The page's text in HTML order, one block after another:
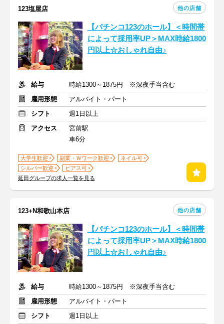
123塩屋店 他の店舗
【パチンコ123のホール】＜時間帯
によって採用率UP＞MAX時給1800
円以上☆おしゃれ自由♪
給与
時給1300～1875円 ※深夜手当含む
雇用形態
アルバイト・パート
シフト
週1日以上
アクセス
宮前駅
車6分
大学生歓迎 副業・Ｗワーク歓迎
ネイル可
シルバー歓迎
ピアス可
延田グループの求人一覧を見る
123+N和歌山本店 他の店舗
【パチンコ123のホール】＜時間帯
によって採用率UP＞MAX時給1800
円以上☆おしゃれ自由♪
給与
時給1300～1875円 ※深夜手当含む
雇用形態
アルバイト・パート
シフト
週1日以上